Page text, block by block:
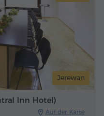
Jerewan
Inn Hotel)
Auf der Karte